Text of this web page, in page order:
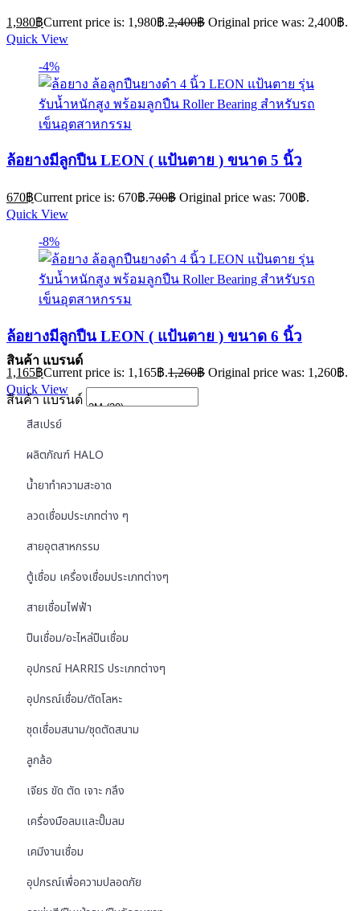
1,980฿Current price is: 1,980฿.2,400฿ Original price was: 2,400฿.
Quick View
-4%
ล้อยางมีลูกปืน LEON ( แป้นตาย ) ขนาด 5 นิ้ว
670฿Current price is: 670฿.700฿ Original price was: 700฿.
Quick View
-8%
ล้อยางมีลูกปืน LEON ( แป้นตาย ) ขนาด 6 นิ้ว
1,165฿Current price is: 1,165฿.1,260฿ Original price was: 1,260฿.
Quick View
สินค้า แบรนด์
สินค้า แบรนด์
สีสเปรย์
ผลิตภัณฑ์ HALO
น้ำยาทำความสะอาด
ลวดเชื่อมประเภทต่าง ๆ
สายอุตสาหกรรม
ตู้เชื่อม เครื่องเชื่อมประเภทต่างๆ
สายเชื่อมไฟฟ้า
ปืนเชื่อม/อะไหล่ปืนเชื่อม
อุปกรณ์ HARRIS ประเภทต่างๆ
อุปกรณ์เชื่อม/ตัดโลหะ
ชุดเชื่อมสนาม/ชุดตัดสนาม
ลูกล้อ
เจียร ขัด ตัด เจาะ กลึง
เครื่องมือลมและปั๊มลม
เคมีงานเชื่อม
อุปกรณ์เพื่อความปลอดภัย